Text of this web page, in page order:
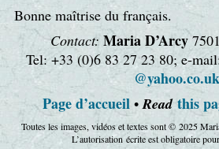
Bonne maîtrise du français.
Contact: Maria D’Arcy
Tel: +33 (0)6 83 27 23 80; e-
@yahoo.co.uk
Page d’accueil•Read this
Toutes les images, vidéos et textes sont © 2025
L’autorisation écrite est obligatoire